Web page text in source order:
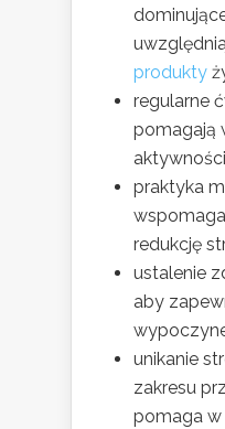
produkty
regularne
pomagają
praktyka
redukcję
ustalenie
aby
unikanie
zakresu
pomaga